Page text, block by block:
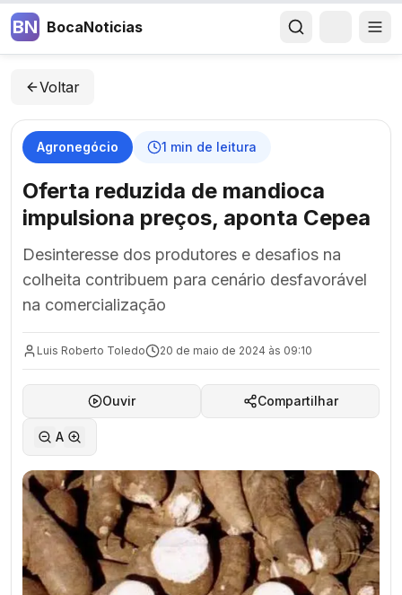
BN BocaNoticias
Voltar
Agronegócio 1 min de leitura
Oferta reduzida de mandioca
impulsiona preços, aponta Cepea
Desinteresse dos produtores e desafios na
colheita contribuem para cenário desfavorável
na comercialização
Luis Roberto Toledo 20 de maio de 2024 às 09:10
Ouvir Compartilhar
A